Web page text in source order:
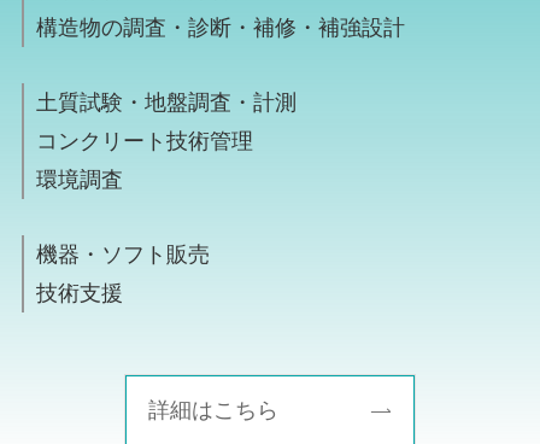
構造物の調査・診断・補修・補強設計
土質試験・地盤調査・計測
コンクリート技術管理
環境調査
機器・ソフト販売
技術支援
詳細はこちら